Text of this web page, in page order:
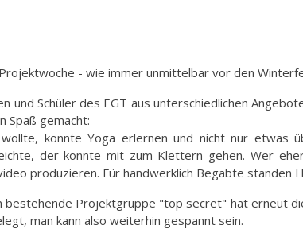
- wie immer unmittelbar vor den
und Schüler des EGT aus unterschiedlichen
Spaß gemacht:
konnte Yoga erlernen und nicht nur etwas
der konnte mit zum Klettern gehen. Wer
produzieren. Für handwerklich Begabte standen
bestehende Projektgruppe "top secret" hat erneut
man kann also weiterhin gespannt sein.